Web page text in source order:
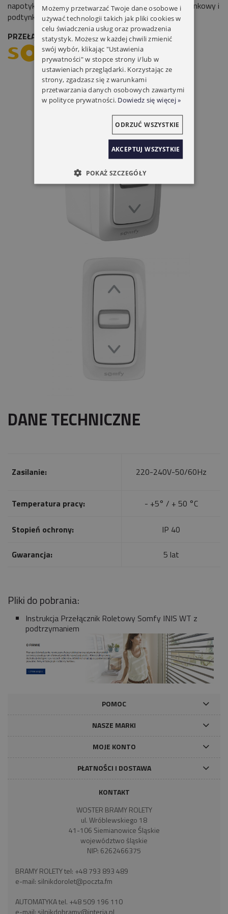
napotykanych ograniczeń w instalacjach (montaż natynkowy i
podtynkowy).
PRZEŁĄCZNIK ROLETOWY INIS WT SOMFY
DANE TECHNICZNE
Zasilanie: 220-240V-50/60Hz
Temperatura pracy: - +5° / + 50 °C
Stopień ochrony: IP 40
Gwarancja: 5 lat
Pliki do pobrania:
Instrukcja Przełącznik Roletowy Somfy INIS WT z
podtrzymaniem
POMOC
NASZE MARKI
MOJE KONTO
PŁATNOŚCI I DOSTAWA
KONTAKT
WOSTER BRAMY ROLETY
ul. Wróblewskiego 18
41-106 Siemianowice Śląskie
województwo śląskie
NIP: 6262466375
BRAMY ROLETY tel: +48 793 893 489
e-mail: silnikdorolet@poczta.fm
AUTOMATYKA tel. +48 509 196 110
e-mail: silnikdobramy@interia.pl
Możemy przetwarzać Twoje dane osobowe i
używać technologii takich jak pliki cookies w
celu świadczenia usług oraz prowadzenia
statystyk. Możesz w każdej chwili zmienić
swój wybór, klikając "Ustawienia
prywatności" w stopce strony i/lub w
ustawieniach przeglądarki. Korzystając ze
strony, zgadzasz się z warunkami
przetwarzania danych osobowych zawartymi
w polityce prywatności. Dowiedz się więcej »
AKCEPTUJ WSZYSTKIE
ODRZUĆ WSZYSTKIE
POKAŻ SZCZEGÓŁY